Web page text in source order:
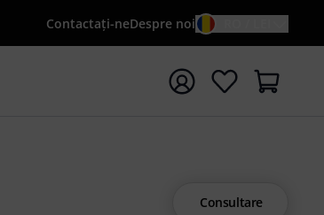
Contactaţi-neDespre noi
cu termenul de căutare {searchTerm}
Consultare